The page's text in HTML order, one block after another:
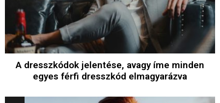
A dresszkódok jelentése, avagy íme minden
egyes férfi dresszkód elmagyarázva